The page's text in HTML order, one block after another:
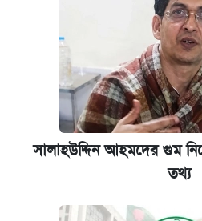
সালাহউদ্দিন আহমদের গুম
তথ্য